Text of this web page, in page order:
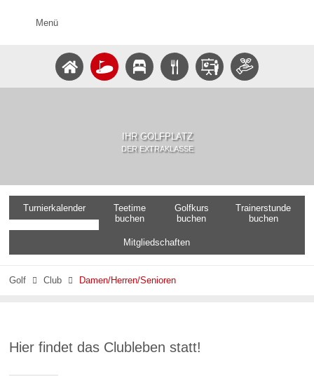
Menü
IHR GOLFPLATZ
DER EXTRAKLASSE
Turnierkalender
Teetime
buchen
Golfkurs
buchen
Trainerstunde
buchen
Mitgliedschaften
Golf  Club  Damen/Herren/Senioren
Hier findet das Clubleben statt!